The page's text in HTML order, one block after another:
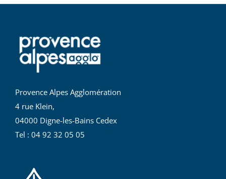
Provence Alpes Agglomération
4 rue Klein,
04000 Digne-les-Bains Cedex
Tel : 04 92 32 05 05